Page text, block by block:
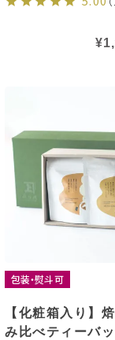
¥
包装・熨斗可
【化粧箱入り】
み比べティーバ